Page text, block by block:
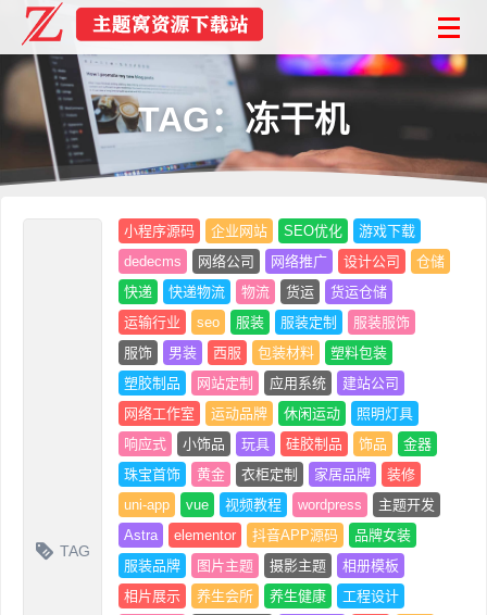
TAG：冻干机
TAG
小程序源码 企业网站 SEO优化
游戏下载
dedecms
网络公司 网络推广 设计公司
仓储
快递
快递物流 物流 货运
货运仓储
运输行业
seo 服装 服装定制
服装服饰
服饰
男装 西服 包装材料
塑料包装
塑胶制品
网站定制 应用系统
建站公司
网络工作室
运动品牌 休闲运动
照明灯具
响应式
小饰品 玩具 硅胶制品 饰品
金器
珠宝首饰
黄金 衣柜定制 家居品牌
装修
uni-app
vue 视频教程 wordpress
主题开发
Astra
elementor 抖音APP源码
品牌女装
服装品牌
图片主题 摄影主题
相册模板
相片展示
养生会所 养生健康
工程设计